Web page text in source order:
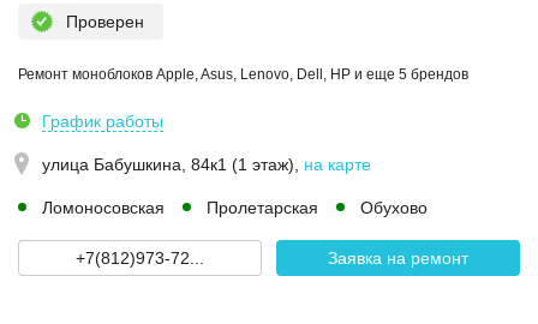
Проверен
Ремонт моноблоков Apple, Asus, Lenovo, Dell, HP и еще 5 брендов
График работы
улица Бабушкина, 84к1 (1 этаж) на карте
Ломоносовская Пролетарская Обухово
+7(812)973-72... Заявка на ремонт